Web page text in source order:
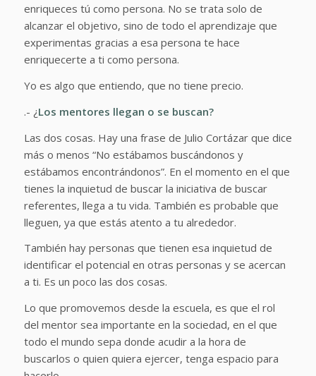
enriqueces tú como persona. No se trata solo de
alcanzar el objetivo, sino de todo el aprendizaje que
experimentas gracias a esa persona te hace
enriquecerte a ti como persona.
Yo es algo que entiendo, que no tiene precio.
.- ¿Los mentores llegan o se buscan?
Las dos cosas. Hay una frase de Julio Cortázar que dice
más o menos “No estábamos buscándonos y
estábamos encontrándonos”. En el momento en el que
tienes la inquietud de buscar la iniciativa de buscar
referentes, llega a tu vida. También es probable que
lleguen, ya que estás atento a tu alrededor.
También hay personas que tienen esa inquietud de
identificar el potencial en otras personas y se acercan
a ti. Es un poco las dos cosas.
Lo que promovemos desde la escuela, es que el rol
del mentor sea importante en la sociedad, en el que
todo el mundo sepa donde acudir a la hora de
buscarlos o quien quiera ejercer, tenga espacio para